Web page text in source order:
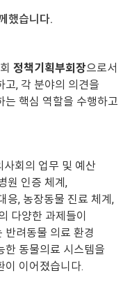
했습니다.
정책기획부회장으로서
고, 각 분야의 의견을
는 핵심 역할을 수행하고
사회의 업무 및 예산
원 인증 체계,
응, 농장동물 진료 체계,
다양한 과제들이
반려동물 의료 환경
한 동물의료 시스템을
이 이어졌습니다.